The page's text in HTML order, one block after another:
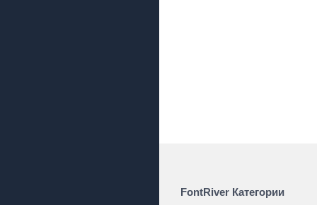
FontRiver Категории